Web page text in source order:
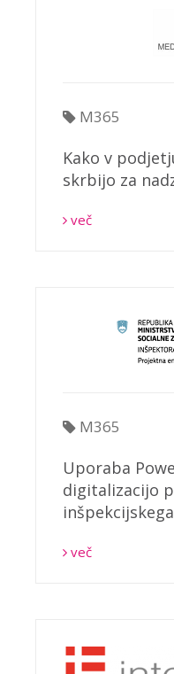
M365
Kako v
skrbijo za
več
M365
Uporaba
digitalizacijo
več